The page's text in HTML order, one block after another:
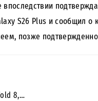
S26 Plus и сообщил о
позже
8,…